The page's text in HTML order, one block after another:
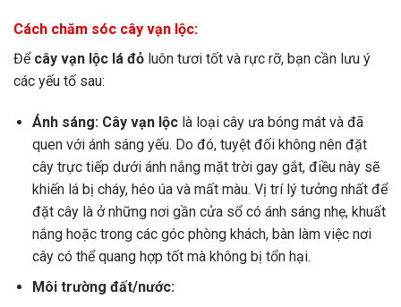
Cách chăm sóc cây vạn lộc:
Để cây vạn lộc lá đỏ luôn tươi tốt và rực rỡ, bạn cần lưu ý
các yếu tố sau:
Ánh sáng: Cây vạn lộclà loại cây ưa bóng mát và đã
quen với ánh sáng yếu. Do đó, tuyệt đối không nên đặt
cây trực tiếp dưới ánh nắng mặt trời gay gắt, điều này sẽ
khiến lá bị cháy, héo úa và mất màu. Vị trí lý tưởng nhất để
đặt cây là ở những nơi gần cửa sổ có ánh sáng nhẹ, khuất
nắng hoặc trong các góc phòng khách, bàn làm việc nơi
cây có thể quang hợp tốt mà không bị tổn hại.
Môi trường đất/nước: